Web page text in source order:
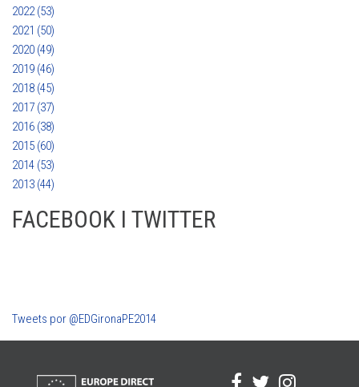
2022 (53)
2021 (50)
2020 (49)
2019 (46)
2018 (45)
2017 (37)
2016 (38)
2015 (60)
2014 (53)
2013 (44)
FACEBOOK I TWITTER
Tweets por @EDGironaPE2014